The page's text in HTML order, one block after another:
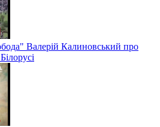
Валерій Калиновський про